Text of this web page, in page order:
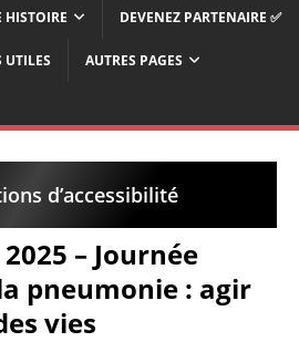
HISTOIRE DEVENEZ PARTENAIRE ✅
UTILES AUTRES PAGES
d’accessibilité
– Journée
pneumonie : agir
vies